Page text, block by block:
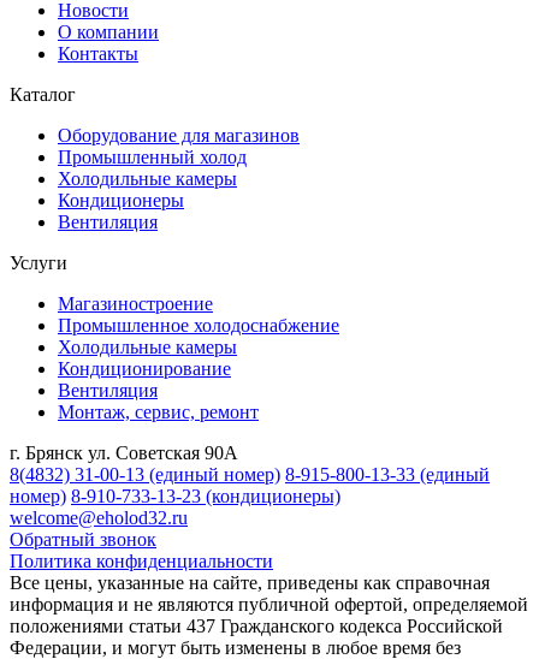
Новости
О компании
Контакты
Каталог
Оборудование для магазинов
Промышленный холод
Холодильные камеры
Кондиционеры
Вентиляция
Услуги
Магазиностроение
Промышленное холодоснабжение
Холодильные камеры
Кондиционирование
Вентиляция
Монтаж, сервис, ремонт
г. Брянск ул. Советская 90А
8(4832) 31-00-13 (единый номер) 8-915-800-13-33 (единый
номер) 8-910-733-13-23 (кондиционеры)
welcome@eholod32.ru
Обратный звонок
Политика конфиденциальности
Все цены, указанные на сайте, приведены как справочная
информация и не являются публичной офертой, определяемой
положениями статьи 437 Гражданского кодекса Российской
Федерации, и могут быть изменены в любое время без